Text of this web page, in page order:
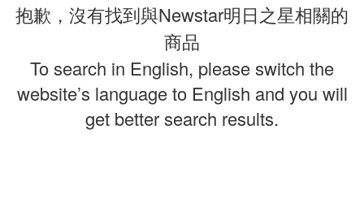
抱歉，沒有找到與Newstar明日之星相關的
商品
To search in English, please switch the
website’s language to English and you will
get better search results.